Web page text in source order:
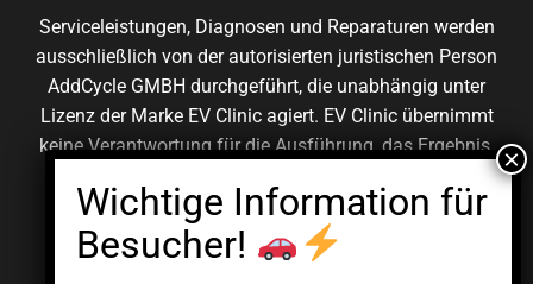
Serviceleistungen, Diagnosen und Reparaturen werden
ausschließlich von der autorisierten juristischen Person
AddCycle GMBH durchgeführt, die unabhängig unter
Lizenz der Marke EV Clinic agiert. EV Clinic übernimmt
keine Verantwortung für die Ausführung, das Ergebnis,
Schäden im Zusammenhang mit der erbrachten
Dienstleistung.